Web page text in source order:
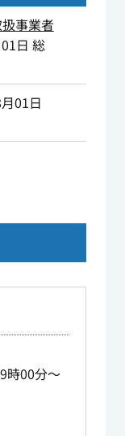
事業者
日 総
01日
時00分～